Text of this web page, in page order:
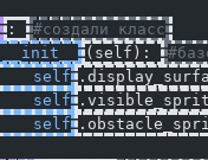
:
#создали класс
__init__ (self):
		self
		self
		self